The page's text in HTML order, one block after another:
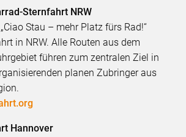
Sternfahrt NRW
Stau – mehr Platz fürs Rad!“
in NRW. Alle Routen aus dem
führen zum zentralen Ziel in
planen Zubringer aus
Hannover